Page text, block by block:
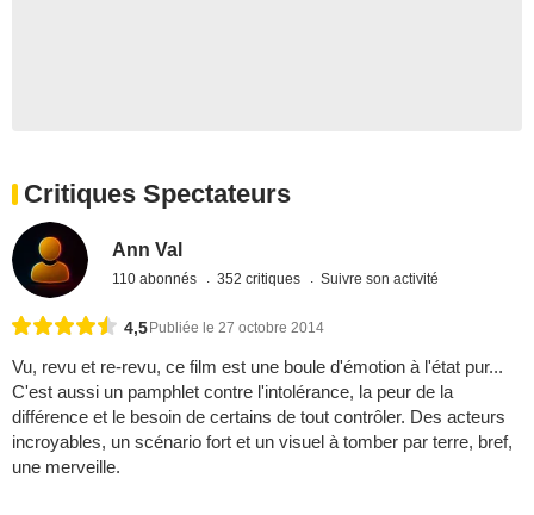
Critiques Spectateurs
Ann Val
110 abonnés 352 critiques Suivre son activité
4,5 Publiée le 27 octobre 2014
Vu, revu et re-revu, ce film est une boule d'émotion à l'état pur...
C'est aussi un pamphlet contre l'intolérance, la peur de la
différence et le besoin de certains de tout contrôler. Des acteurs
incroyables, un scénario fort et un visuel à tomber par terre, bref,
une merveille.